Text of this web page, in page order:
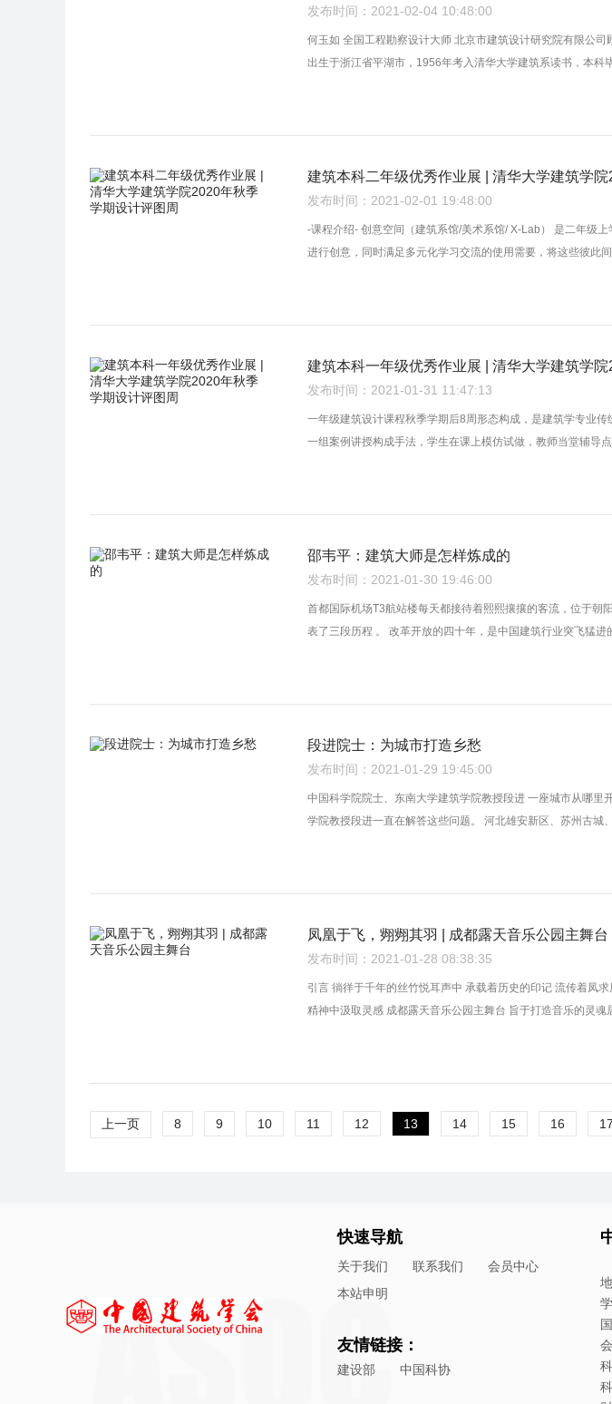
发布时间：2021-02-04 10:48:00
何玉如 全国工程勘察设计大师 北京市建筑设计研究院有限公
出生于浙江省平湖市，1956年考入清华大学建筑系读书，本
建筑本科二年级优秀作业展 | 清华大学建筑学
发布时间：2021-02-01 19:48:00
-课程介绍- 创意空间（建筑系馆/美术系馆/ X-Lab） 是二年级
进行创意，同时满足多元化学习交流的使用需要，将这些彼此
建筑本科一年级优秀作业展 | 清华大学建筑学
发布时间：2021-01-31 11:47:13
一年级建筑设计课程秋季学期后8周形态构成，是建筑学专业
一组案例讲授构成手法，学生在课上模仿试做，教师当堂辅导
邵韦平：建筑大师是怎样炼成的
发布时间：2021-01-30 19:46:00
首都国际机场T3航站楼每天都接待着熙熙攘攘的客流，位于
表了三段历程 。 改革开放的四十年，是中国建筑行业突飞猛
段进院士：为城市打造乡愁
发布时间：2021-01-29 19:45:00
中国科学院院士、东南大学建筑学院教授段进 一座城市从哪
学院教授段进一直在解答这些问题。 河北雄安新区、苏州古城
凤凰于飞，翙翙其羽 | 成都露天音乐公园主舞台
发布时间：2021-01-28 08:38:35
引言 徜徉于千年的丝竹悦耳声中 承载着历史的印记 流传着凤
精神中汲取灵感 成都露天音乐公园主舞台 旨于打造音乐的灵
上一页 8 9 10 11 12 13 14 15 16 17
快速导航
关于我们 联系我们
会员中心
本站申明
友情链接：
建设部 中国科协